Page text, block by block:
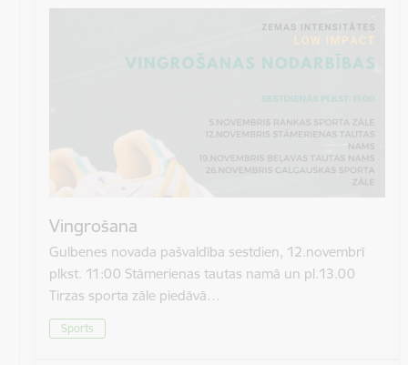
Vingrošana
Gulbenes novada pašvaldība sestdien, 12.novembrī
plkst. 11:00 Stāmerienas tautas namā un pl.13.00
Tirzas sporta zāle piedāvā…
Sports